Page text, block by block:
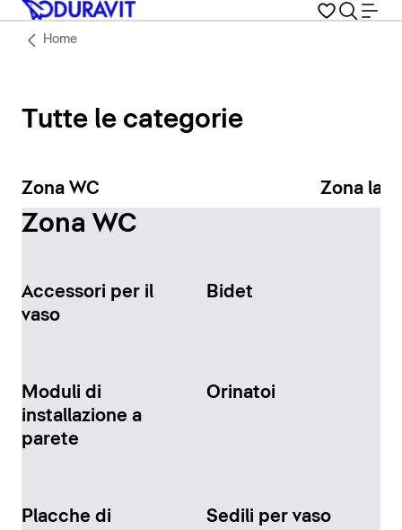
Home
Tutte le categorie
Zona WC Zona
Zona WC
Accessori per il
vaso
Bidet
Moduli di
installazione a
parete
Orinatoi
Placche di
Sedili per vaso